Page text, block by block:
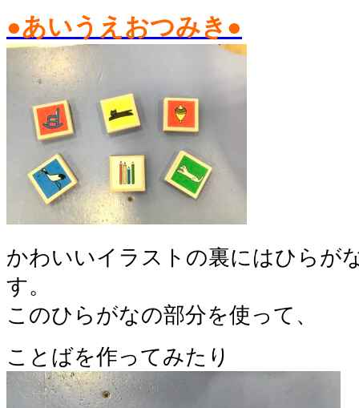
●あいうえおつみき●
かわいいイラストの裏にはひらが
す。
このひらがなの部分を使って、
ことばを作ってみたり